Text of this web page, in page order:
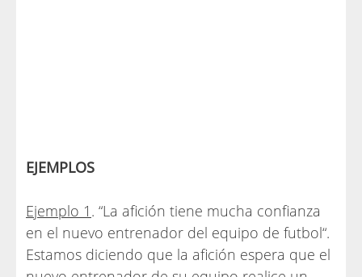
EJEMPLOS
Ejemplo 1 . “La afición tiene mucha confianza
en el nuevo entrenador del equipo de futbol“.
Estamos diciendo que la afición espera que el